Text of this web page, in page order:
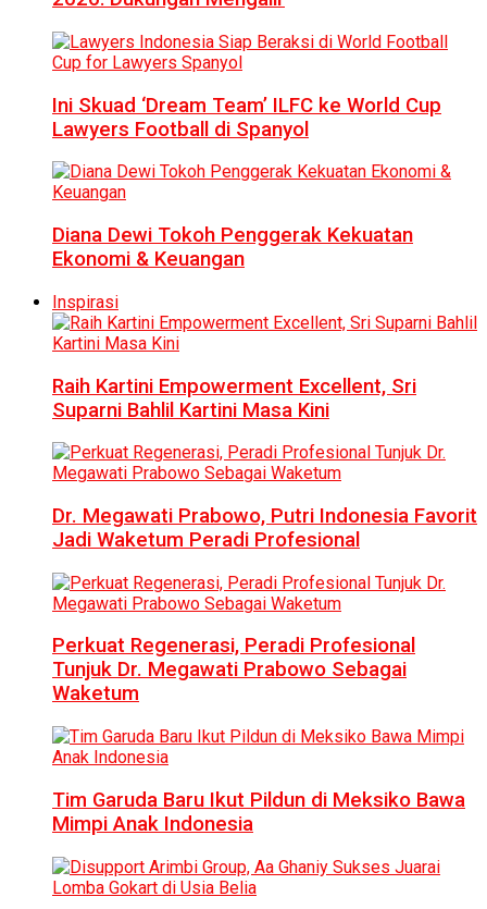
Ini Skuad ‘Dream Team’ ILFC ke World Cup
Lawyers Football di Spanyol
Diana Dewi Tokoh Penggerak Kekuatan
Ekonomi & Keuangan
Inspirasi
Raih Kartini Empowerment Excellent, Sri
Suparni Bahlil Kartini Masa Kini
Dr. Megawati Prabowo, Putri Indonesia Favorit
Jadi Waketum Peradi Profesional
Perkuat Regenerasi, Peradi Profesional
Tunjuk Dr. Megawati Prabowo Sebagai
Waketum
Tim Garuda Baru Ikut Pildun di Meksiko Bawa
Mimpi Anak Indonesia